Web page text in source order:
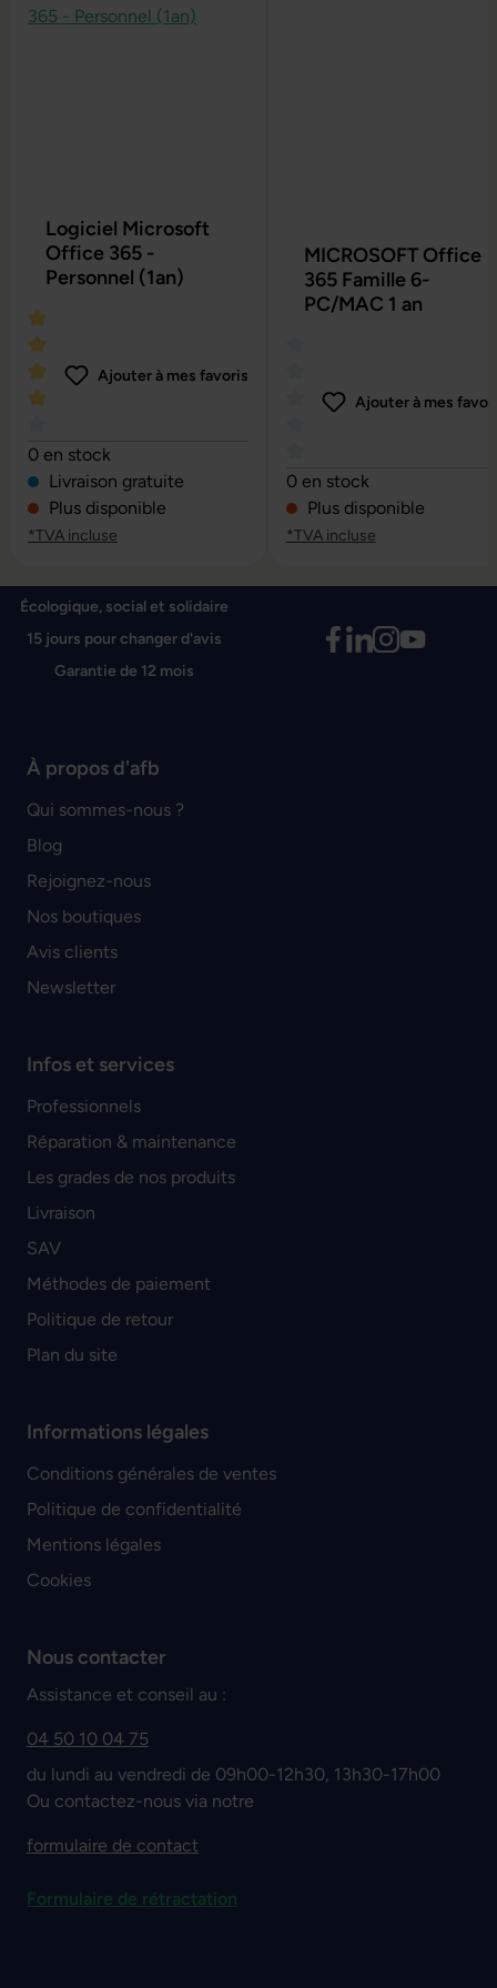
Logiciel Microsoft
Office 365 -
Personnel (1an)
Note moyenne de 4 sur 5 étoiles
Ajouter à mes favoris
0 en stock
Livraison gratuite
Plus disponible
*TVA incluse
MICROSOFT Office
365 Famille 6-
PC/MAC 1 an
Note moyenne de 0 sur 5
Ajouter à mes
0 en stock
Plus disponible
*TVA incluse
Écologique, social et solidaire
15 jours pour changer d'avis
Garantie de 12 mois
À propos d'afb
Qui sommes-nous ?
Blog
Rejoignez-nous
Nos boutiques
Avis clients
Newsletter
Infos et services
Professionnels
Réparation & maintenance
Les grades de nos produits
Livraison
SAV
Méthodes de paiement
Politique de retour
Plan du site
Informations légales
Conditions générales de ventes
Politique de confidentialité
Mentions légales
Cookies
Nous contacter
Assistance et conseil au :
04 50 10 04 75
du lundi au vendredi de 09h00-12h30, 13h30-17h00
Ou contactez-nous via notre
formulaire de contact
Formulaire de rétractation